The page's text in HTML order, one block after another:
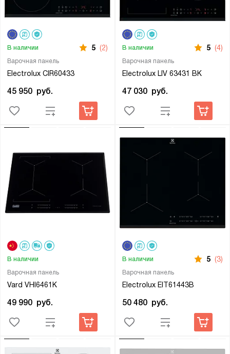
Варочная панель
Electrolux CIR60433
В наличии 5 (2)
45 950 руб.
Варочная панель
Electrolux LIV 63431 BK
В наличии 5 (4)
47 030 руб.
Варочная панель
Vard VHI6461K
В наличии
49 990 руб.
Варочная панель
Electrolux EIT61443B
В наличии 5 (3)
50 480 руб.